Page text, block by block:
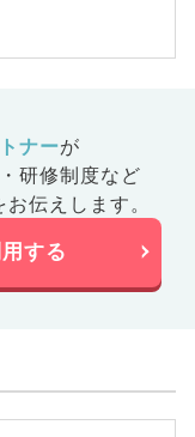
ナーが
研修制度など
伝えします。
する